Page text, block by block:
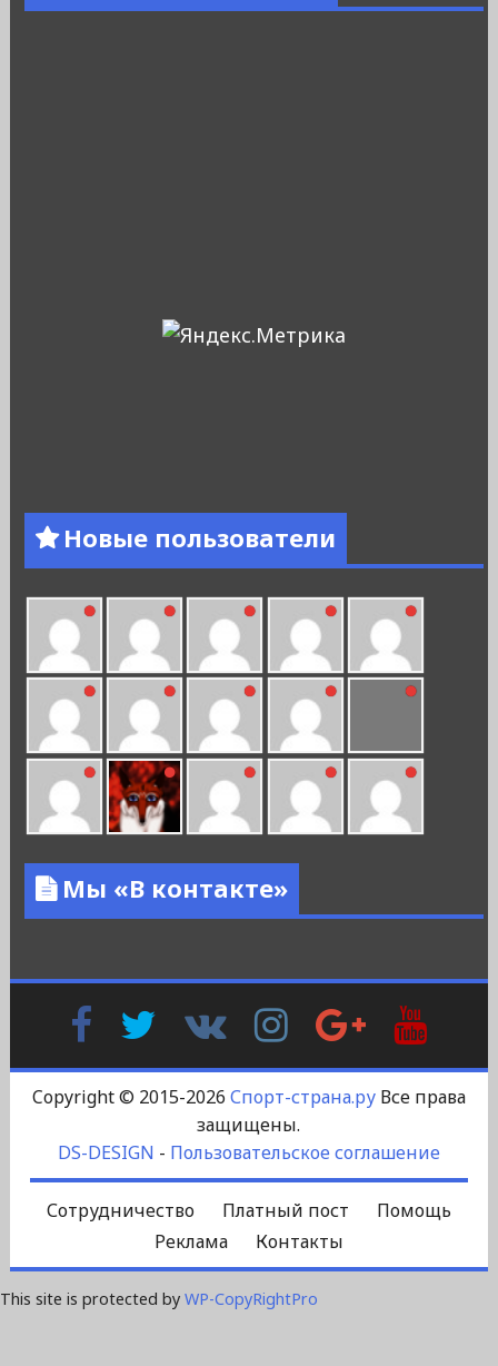
Новые пользователи
Мы «В контакте»
FacebookTwitter
Контакте
InstagramGoogle
Plus
Copyright © 2015-2026 Спорт-страна.руВсе права
защищены.
DS-DESIGN - Пользовательское соглашение
Сотрудничество Платный пост
Помощь
Реклама
Контакты
This site is protected by WP-CopyRightPro